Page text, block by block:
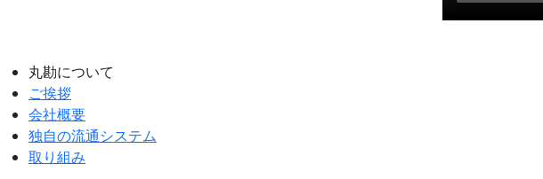
丸勘について
ご挨拶
会社概要
独自の流通システム
取り組み